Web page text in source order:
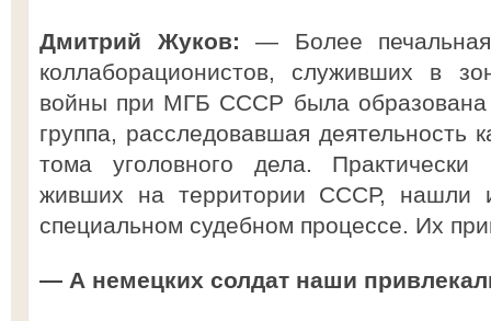
Дмитрий Жуков: — Более
коллаборационистов, служивших в
войны при МГБ СССР была образована
группа, расследовавшая деятельность
тома уголовного дела. Практически
живших на территории СССР, нашли
специальном судебном процессе. Их
— А немецких солдат наши